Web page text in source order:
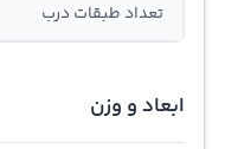
تعداد طبقات درب
ابعاد و وزن